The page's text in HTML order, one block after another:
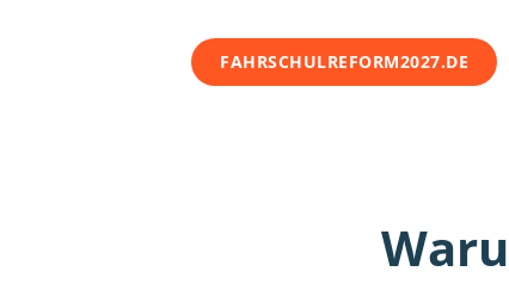
FAHRSCHULREFORM2027.DE